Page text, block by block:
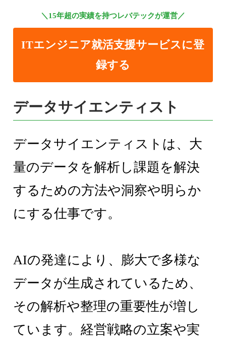
＼15年超の実績を持つレバテックが運営／
ITエンジニア就活支援サービスに登
録する
データサイエンティスト
データサイエンティストは、大
量のデータを解析し課題を解決
するための方法や洞察や明らか
にする仕事です。
AIの発達により、膨大で多様な
データが生成されているため、
その解析や整理の重要性が増し
ています。経営戦略の立案や実